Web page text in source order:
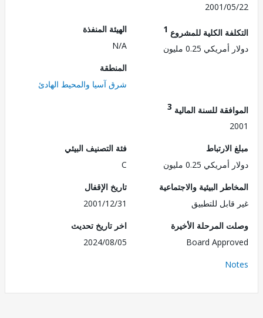
2001/
الكلية للمشروع1
0.25 مليون
الهيئة المنفذة
شرق آسيا والمحيط الهادئ
للسنة المالية3
0.25 مليون
فئة التصنيف البيئي
البيئية والاجتماعية
للتطبيق
تاريخ الإقفال
2001/12/31
المرحلة الأخيرة
Board
اخر تاريخ تحديث
2024/08/05